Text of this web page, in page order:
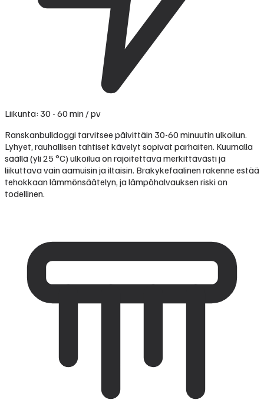
Liikunta: 30 - 60 min / pv
Ranskanbulldoggi tarvitsee päivittäin 30-60 minuutin ulkoilun.
Lyhyet, rauhallisen tahtiset kävelyt sopivat parhaiten. Kuumalla
säällä (yli 25 °C) ulkoilua on rajoitettava merkittävästi ja
liikuttava vain aamuisin ja iltaisin. Brakykefaalinen rakenne estää
tehokkaan lämmönsäätelyn, ja lämpöhalvauksen riski on
todellinen.